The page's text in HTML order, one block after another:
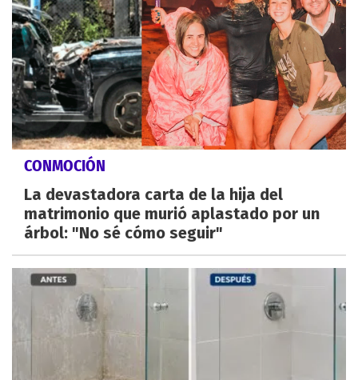
CONMOCIÓN
La devastadora carta de la hija del
matrimonio que murió aplastado por un
árbol: "No sé cómo seguir"